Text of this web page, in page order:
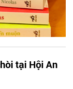
tại Hội An